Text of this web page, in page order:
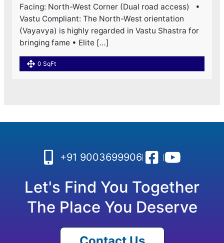
Facing: North-West Corner (Dual road access) •
Vastu Compliant: The North-West orientation
(Vayavya) is highly regarded in Vastu Shastra for
bringing fame • Elite […]
0 SqFt
+91 9003699906
Let's Find You Together
The Place You Deserve